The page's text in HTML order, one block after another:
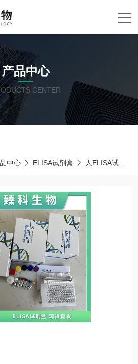
产品中心
CENTER
中心 ELISA试剂盒 人ELISA试剂盒